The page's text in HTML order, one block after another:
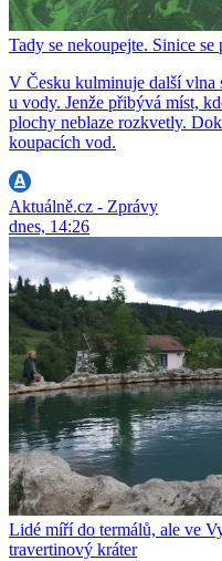
Tady se nekoupejte. Sinice
V Česku kulminuje další vlna
u vody. Jenže přibývá míst,
plochy neblaze rozkvetly.
koupacích vod.
Aktuálně.cz - Zprávy
dnes, 14:26
Lidé míří do termálů, ale ve
travertinový kráter